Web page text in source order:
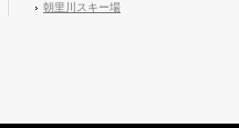
朝里川スキー場